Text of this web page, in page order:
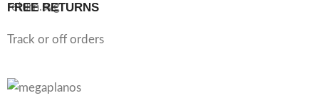
FREE RETURNS
Track or off orders